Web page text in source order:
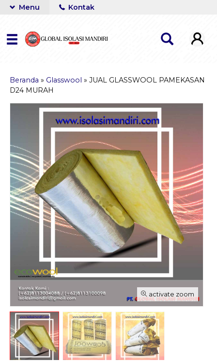
Menu Kontak
Beranda » Glasswool » JUAL GLASSWOOL PAMEKASAN
D24 MURAH
activate zoom